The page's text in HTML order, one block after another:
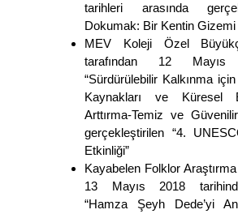
tarihleri arasında
Dokumak: Bir Kentin Gizemi
MEV Koleji Özel
tarafından 12 Mayıs
“Sürdürülebilir Kalkınma
Kaynakları ve Küresel
Arttırma-Temiz ve
gerçekleştirilen “4.
Etkinliği”
Kayabelen Folklor
13 Mayıs 2018
“Hamza Şeyh Dede’yi